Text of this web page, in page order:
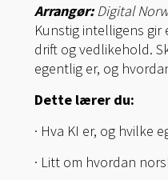
Arrangør:Digital
Kunstig intelligens
drift og vedlikehold.
egentlig er, og
Dette lærer du:
· Hva KI er, og hvilke
· Litt om hvordan